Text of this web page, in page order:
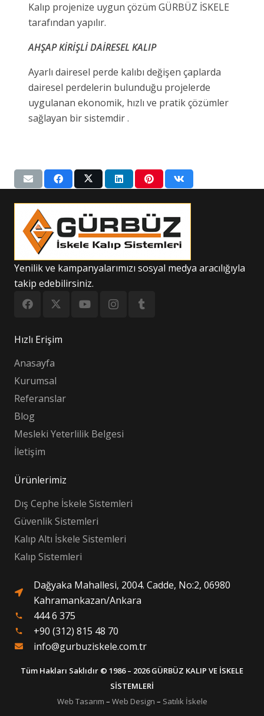
Kalıp projenize uygun çözüm GÜRBÜZ İSKELE
tarafından yapılır.
AHŞAP KİRİŞLİ DAİRESEL KALIP
Ayarlı dairesel perde kalıbı değişen çaplarda
dairesel perdelerin bulunduğu projelerde
uygulanan ekonomik, hızlı ve pratik çözümler
sağlayan bir sistemdir .
Yenilik ve kampanyalarımızı sosyal medya aracılığıyla
takip edebilirsiniz.
Hızlı Erişim
Anasayfa
Kurumsal
Referanslar
Blog
Mesleki Yeterlilik Belgesi
İletişim
Ürünlerimiz
Dış Cephe İskele Sistemleri
Güvenlik Sistemleri
Kalıp Altı İskele Sistemleri
Kalıp Sistemleri
Dağyaka Mahallesi, 2004. Cadde, No:2, 06980
Kahramankazan/Ankara
phone 444 6 375
phone
+90 (312) 815 48 70
info@gurbuziskele.com.tr
Tüm Hakları Saklıdır © 1986 – 2026 GÜRBÜZ KALIP VE İSKELE
SİSTEMLERİ
Web Tasarım – Web Design – Satılık İskele